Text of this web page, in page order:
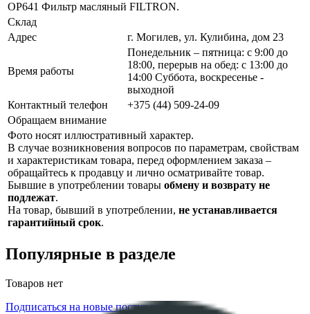
ОР641 Фильтр масляный FILTRON.
Склад
Адрес
г. Могилев, ул. Кулибина, дом 23
Время работы
Понедельник – пятница: с 9:00 до
18:00, перерыв на обед: с 13:00 до
14:00 Суббота, воскресенье -
выходной
Контактный телефон
+375 (44) 509-24-09
Обращаем внимание
Фото носят иллюстративный характер.
В случае возникновения вопросов по параметрам, свойствам
и характеристикам товара, перед оформлением заказа –
обращайтесь к продавцу и лично осматривайте товар.
Бывшие в употреблении товары обмену и возврату не
подлежат.
На товар, бывший в употреблении, не устанавливается
гарантийный срок.
Популярные в разделе
Товаров нет
Подписаться на новые поступления